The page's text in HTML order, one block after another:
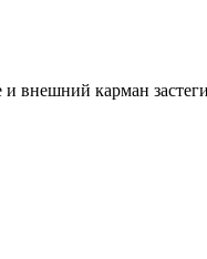
внешний карман